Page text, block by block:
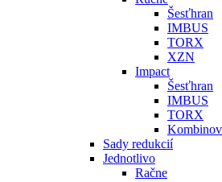
Šesťhran
IMBUS
TORX
XZN
Impact
Šesťhran
IMBUS
TORX
Sady redukcií
Jednotlivo
Račne